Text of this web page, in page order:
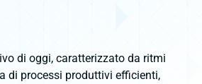
di oggi, caratterizzato da ritmi
di processi produttivi efficienti,